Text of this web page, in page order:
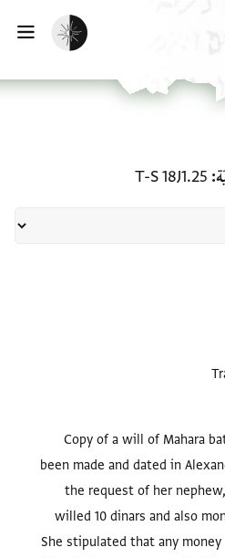
تفعيل الوضع المظلم
T-S 18J1.25
Copy of a will of Mahara
been made and dated in
the request of her
willed 10 dinars and also
She stipulated that any